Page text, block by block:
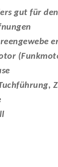
gut für